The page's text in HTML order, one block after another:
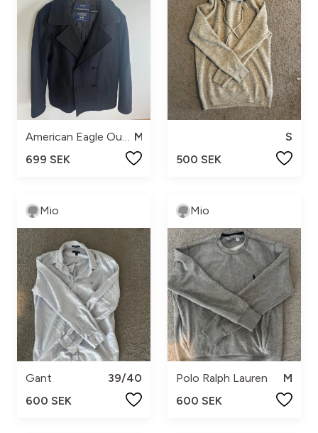
American Eagle Outfitters
699 SEK
S
500 SEK
Mio
Gant
39/40
600 SEK
Mio
Polo Ralph Lauren
M
600 SEK